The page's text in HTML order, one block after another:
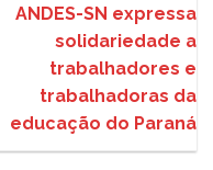
ANDES-SN expressa
solidariedade a
trabalhadores e
trabalhadoras da
educação do Paraná